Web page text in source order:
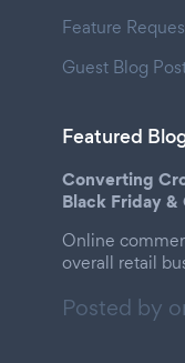
Feature
Guest Blog
Featured
Converting
Black Friday
Online
overall retail
Posted by